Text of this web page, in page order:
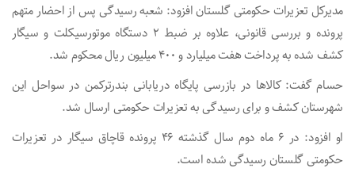
مدیرکل تعزیرات حکومتی گلستان افزود: شعبه رسیدگی پس از احضار متهم
پرونده و بررسی قانونی، علاوه بر ضبط ۲ دستگاه موتورسیکلت و سیگار
کشف شده به پرداخت هفت میلیارد و ۴۰۰ میلیون ریال محکوم شد.
حسام گفت: کالا‌ها در بازرسی پایگاه دریابانی بندرترکمن در سواحل این
شهرستان کشف و برای رسیدگی به تعزیرات حکومتی ارسال شد.
او افزود: در ۶ ماه دوم سال گذشته ۴۶ پرونده قاچاق سیگار در تعزیرات
حکومتی گلستان رسیدگی شده است.